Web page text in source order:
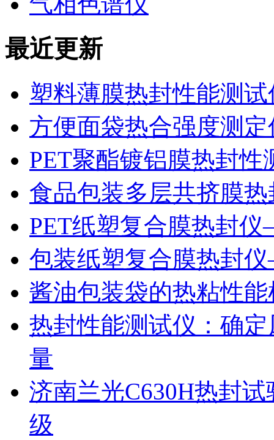
最近更新
塑料薄膜热封性能测
方便面袋热合强度测
PET聚酯镀铝膜热封性
食品包装多层共挤膜
PET纸塑复合膜热封
包装纸塑复合膜热封
酱油包装袋的热粘性
热封性能测试仪：确
量
济南兰光C630H热封
级